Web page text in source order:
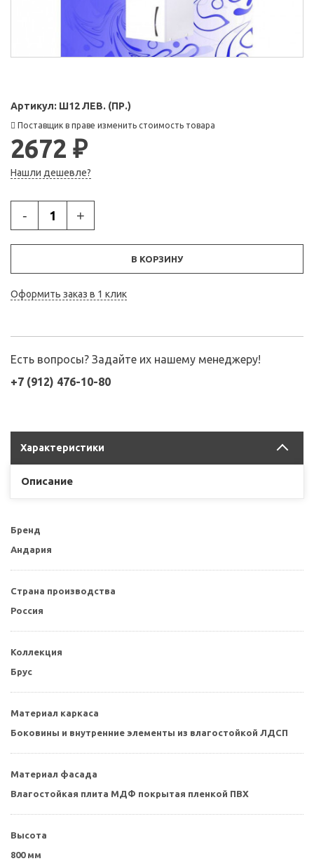
Артикул: Ш12 ЛЕВ. (ПР.)
Поставщик в праве изменить стоимость товара
2672 ₽
Нашли дешевле?
- +
В КОРЗИНУ
Оформить заказ в 1 клик
Есть вопросы? Задайте их нашему менеджеру!
+7 (912) 476-10-80
Характеристики
Описание
Бренд
Андария
Страна производства
Россия
Коллекция
Брус
Материал каркаса
Боковины и внутренние элементы из влагостойкой ЛДСП
Материал фасада
Влагостойкая плита МДФ покрытая пленкой ПВХ
Высота
800 мм